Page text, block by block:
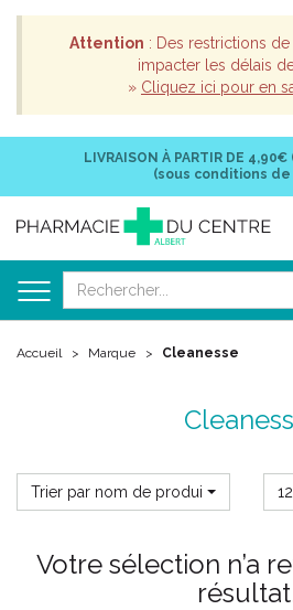
Attention : Des restrictions
impacter les délais
» Cliquez ici pour en
LIVRAISON À PARTIR DE 4,90€
(sous conditions de
Accueil Marque Cleanesse
Trier par nom de produit
Votre sélection n’a